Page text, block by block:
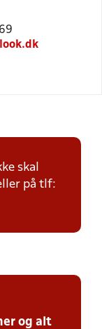
skal
på tlf:
og alt